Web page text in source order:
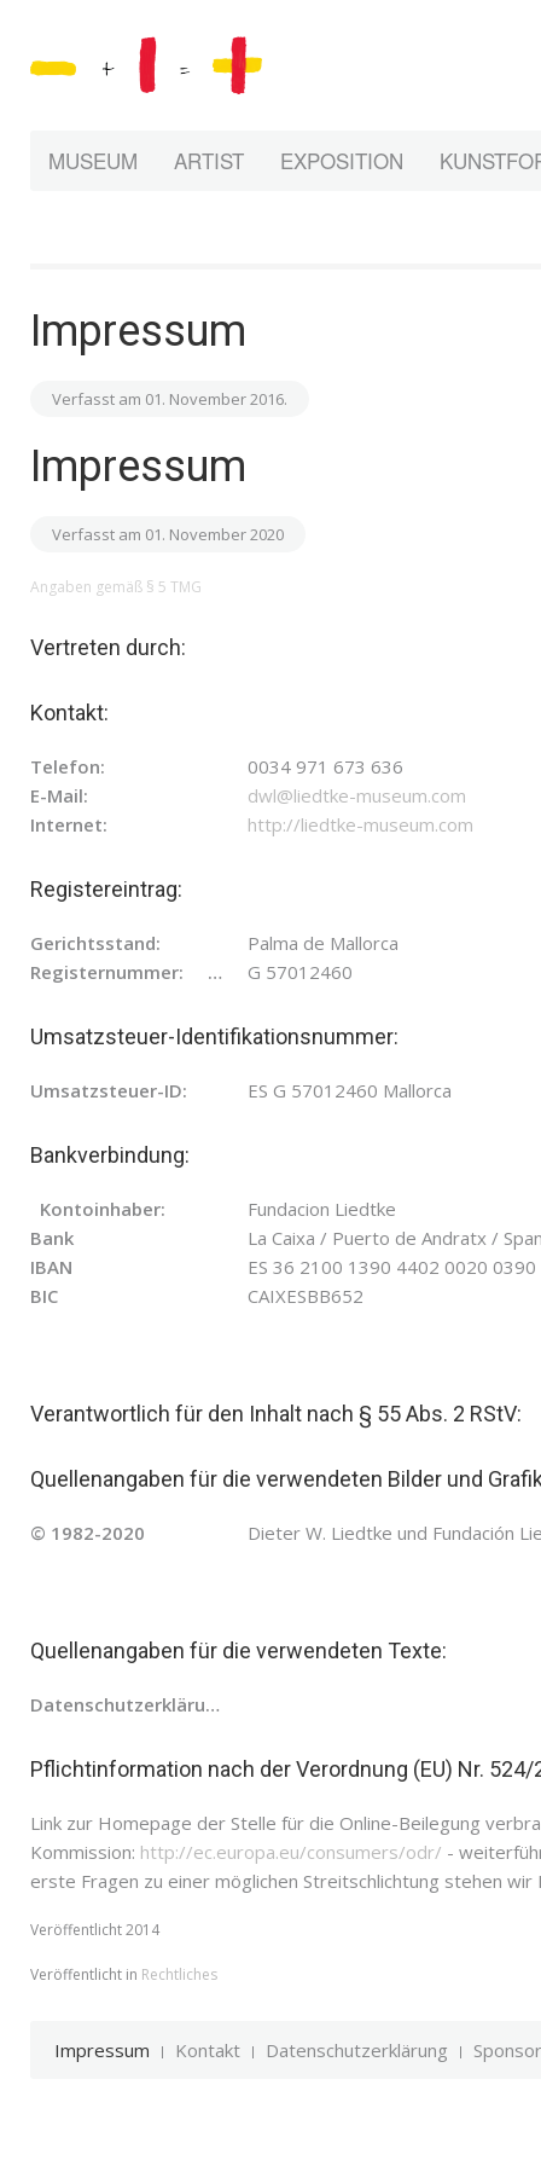
MUSEUM ARTIST EXPOSITION
Impressum
Verfasst am 01. November 2016.
Impressum
Verfasst am 01. November 2020
Angaben gemäß § 5 TMG
Vertreten durch:
Kontakt:
Telefon: 0034 971 673 636
E-Mail:
dwl@liedtke-museum.com
Internet:
http://liedtke-museum.com
Registereintrag:
Gerichtsstand:
Palma de Mallorca
Registernummer:
G 57012460
Umsatzsteuer-Identifikationsnummer:
Umsatzsteuer-ID: ES G 57012460 Mallorca
Bankverbindung:
Kontoinhaber:
Fundacion Liedtke
Bank
La Caixa / Puerto de Andratx /
IBAN
ES 36 2100 1390 4402 0020 0390
BIC
CAIXESBB652
Verantwortlich für den Inhalt nach § 55 Abs. 2 RStV:
Quellenangaben für die verwendeten Bilder und
© 1982-2020 Dieter W. Liedtke und Fundación
Quellenangaben für die verwendeten Texte:
Datenschutzerklärung
Pflichtinformation nach der Verordnung (EU) Nr.
Link zur Homepage der Stelle für die Online-Beilegung
Kommission: http://ec.europa.eu/consumers/odr/ -
erste Fragen zu einer möglichen Streitschlichtung stehen
Veröffentlicht 2014
Veröffentlicht in Rechtliches
Impressum Kontakt Datenschutzerklärung